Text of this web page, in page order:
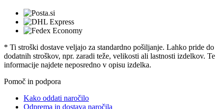
* Ti stroški dostave veljajo za standardno pošiljanje. Lahko pride do
dodatnih stroškov, npr. zaradi teže, velikosti ali lastnosti izdelkov. Te
informacije najdete neposredno v opisu izdelka.
Pomoč in podpora
Kako oddati naročilo
Odprema in dostava naročila